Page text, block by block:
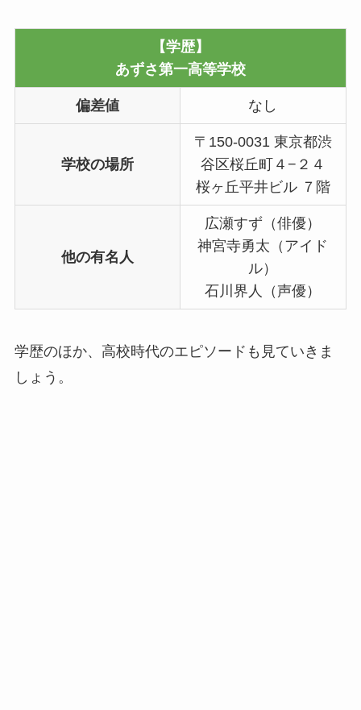
【学歴】
あずさ第一高等学校
偏差値 なし
学校の場所
〒150-0031 東京都渋
谷区桜丘町４−２４
桜ヶ丘平井ビル ７階
他の有名人
広瀬すず（俳優）
神宮寺勇太（アイド
ル）
石川界人（声優）
学歴のほか、高校時代のエピソードも見ていきま
しょう。